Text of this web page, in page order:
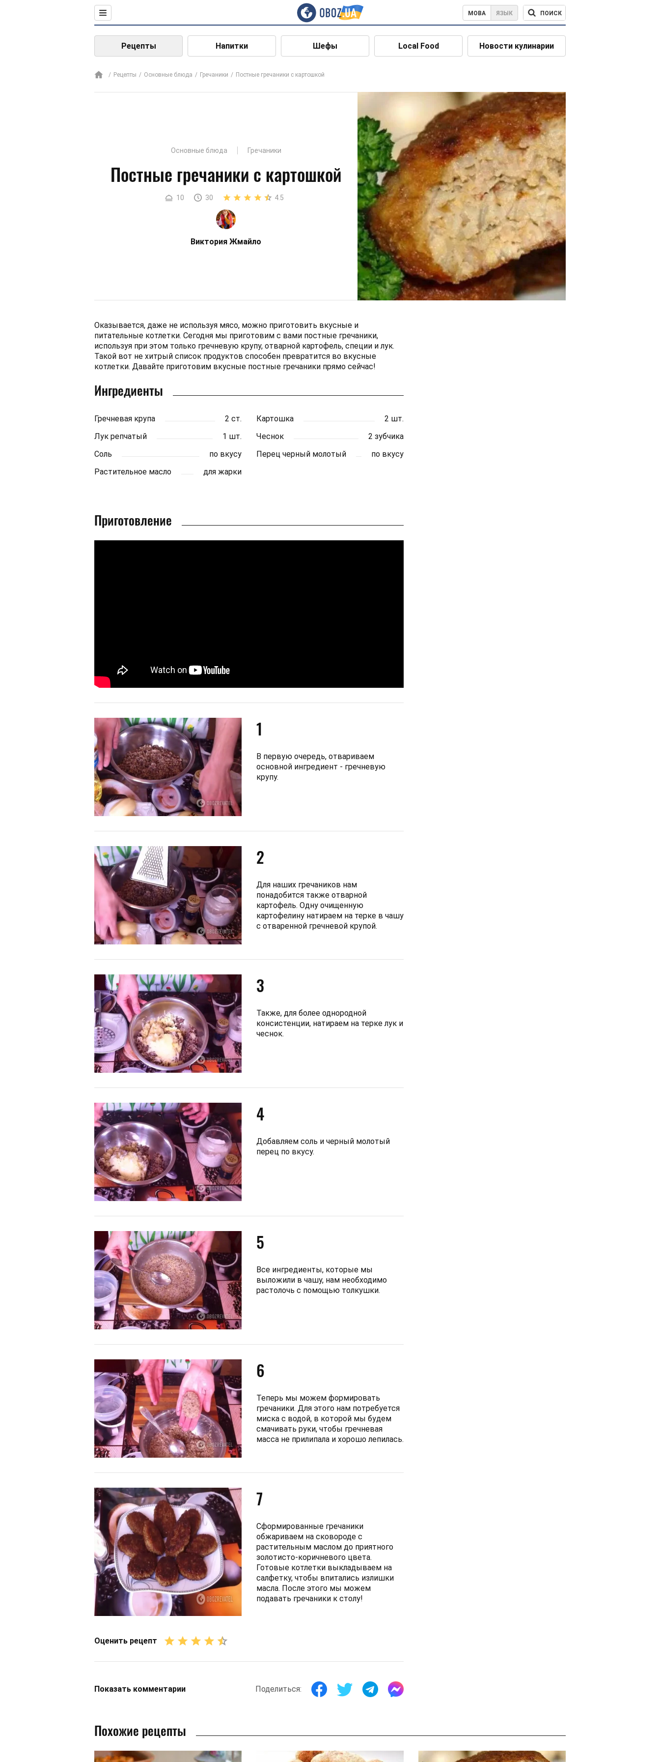
МОВА ЯЗЫК ПОИСК
Рецепты Напитки Шефы Local Food Новости кулинарии
Рецепты Основные блюда Гречаники Постные гречаники с картошкой
Основные блюда Гречаники
Постные гречаники с картошкой
10 30 4.5
Виктория Жмайло
Оказывается, даже не используя мясо, можно приготовить вкусные и
питательные котлетки. Сегодня мы приготовим с вами постные гречаники,
используя при этом только гречневую крупу, отварной картофель, специи и лук.
Такой вот не хитрый список продуктов способен превратится во вкусные
котлетки. Давайте приготовим вкусные постные гречаники прямо сейчас!
Ингредиенты
Гречневая крупа 2 ст. Картошка
2 шт.
Лук репчатый
1 шт. Чеснок
2 зубчика
Соль
по вкусу Перец черный молотый
по вкусу
Растительное масло
для жарки
Приготовление
1
В первую очередь, отвариваем
основной ингредиент - гречневую
крупу.
2
Для наших гречаников нам
понадобится также отварной
картофель. Одну очищенную
картофелину натираем на терке в чашу
с отваренной гречневой крупой.
3
Также, для более однородной
консистенции, натираем на терке лук и
чеснок.
4
Добавляем соль и черный молотый
перец по вкусу.
5
Все ингредиенты, которые мы
выложили в чашу, нам необходимо
растолочь с помощью толкушки.
6
Теперь мы можем формировать
гречаники. Для этого нам потребуется
миска с водой, в которой мы будем
смачивать руки, чтобы гречневая
масса не прилипала и хорошо лепилась.
7
Сформированные гречаники
обжариваем на сковороде с
растительным маслом до приятного
золотисто-коричневого цвета.
Готовые котлетки выкладываем на
салфетку, чтобы впитались излишки
масла. После этого мы можем
подавать гречаники к столу!
Оценить рецепт
Показать комментарии Поделиться:
Похожие рецепты